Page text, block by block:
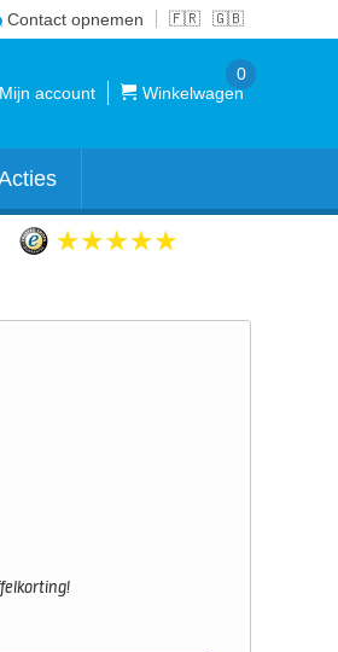
🇫🇷 🇬🇧
Contact opnemen
Mijn account Winkelwagen
0